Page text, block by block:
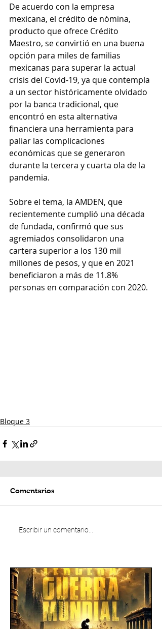
De acuerdo con la empresa
mexicana, el crédito de nómina,
producto que ofrece Crédito
Maestro, se convirtió en una buena
opción para miles de familias
mexicanas para superar la actual
crisis del Covid-19, ya que contempla
a un sector históricamente olvidado
por la banca tradicional, que
encontró en esta alternativa
financiera una herramienta para
paliar las complicaciones
económicas que se generaron
durante la tercera y cuarta ola de la
pandemia.
Sobre el tema, la AMDEN, que
recientemente cumplió una década
de fundada, confirmó que sus
agremiados consolidaron una
cartera superior a los 130 mil
millones de pesos, y que en 2021
beneficiaron a más de 11.8%
personas en comparación con 2020.
Bloque 3
Comentarios
Escribir un comentario...